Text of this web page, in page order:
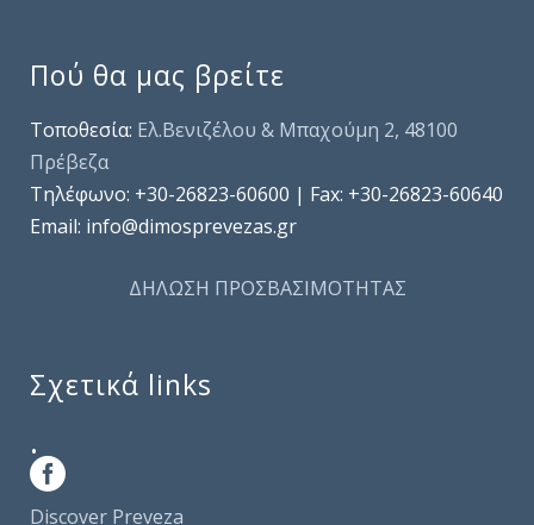
Πού θα μας βρείτε
Τοποθεσία: Ελ.Βενιζέλου & Μπαχούμη 2, 48100
Πρέβεζα
Τηλέφωνo: +30-26823-60600 | Fax: +30-26823-60640
Email: info@dimosprevezas.gr
ΔΗΛΩΣΗ ΠΡΟΣΒΑΣΙΜΟΤΗΤΑΣ
Σχετικά links
.
Discover Preveza